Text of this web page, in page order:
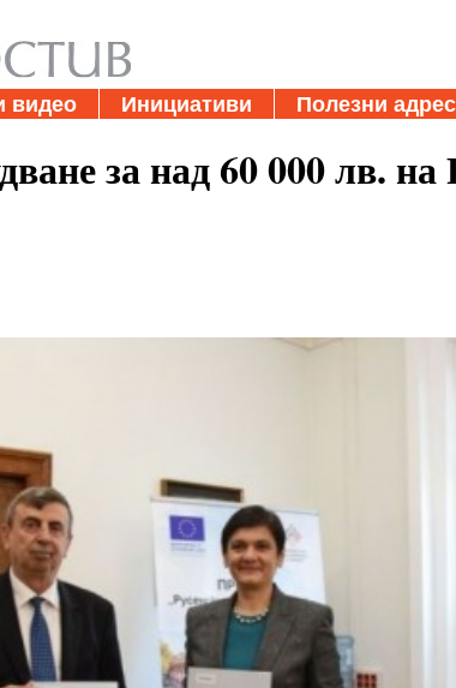
видео Инициативи Полезни
за над 60 000 лв. на